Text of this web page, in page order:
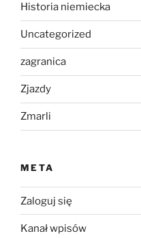
Historia niemiecka
Uncategorized
zagranica
Zjazdy
Zmarli
META
Zaloguj się
Kanał wpisów